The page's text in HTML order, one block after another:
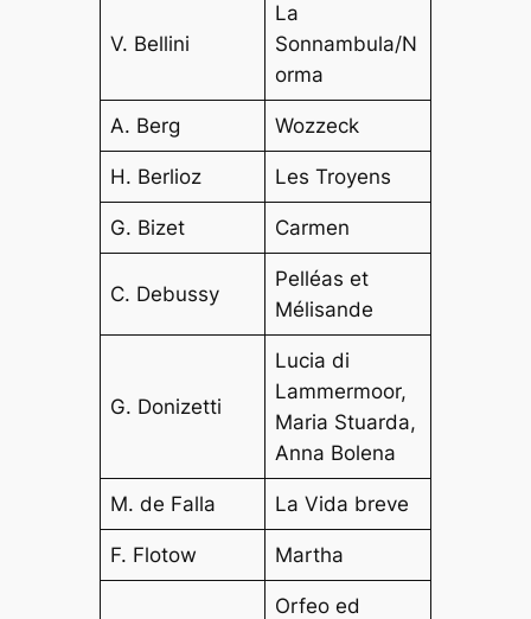
V. Bellini
La
Sonnambula/N
orma
A. Berg Wozzeck
H. Berlioz Les Troyens
G. Bizet Carmen
C. Debussy
Pelléas et
Mélisande
G. Donizetti
Lucia di
Lammermoor,
Maria Stuarda,
Anna Bolena
M. de Falla La Vida breve
F. Flotow Martha
Orfeo ed